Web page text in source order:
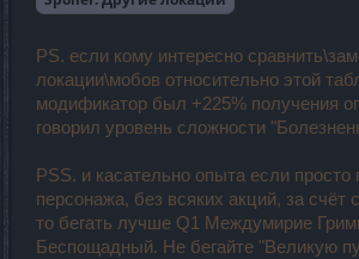
PS. если кому интересно
локации\мобов относительно этой
модификатор был +225% получения
говорил уровень сложности
PSS. и касательно опыта если просто
персонажа, без всяких акций, за счёт
то бегать лучше Q1 Междумирие
Беспощадный. Не бегайте "Великую